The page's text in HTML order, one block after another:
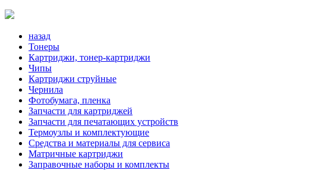
назад
Тонеры
Картриджи, тонер-картриджи
Чипы
Картриджи струйные
Чернила
Фотобумага, пленка
Запчасти для картриджей
Запчасти для печатающих устройств
Термоузлы и комплектующие
Средства и материалы для сервиса
Матричные картриджи
Заправочные наборы и комплекты